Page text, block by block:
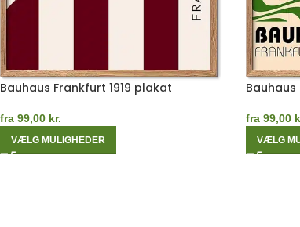
Bauhaus Frankfurt 1919 plakat
fra 99,00 kr.
VÆLG MULIGHEDER
fra 99,00
VÆLG